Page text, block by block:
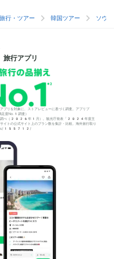
行・ツアー 韓国ツアー ソウ
旅行アプリ
リを対象に、ストアレビューに基づく調査。アプリブ
度No.1調査）
ブ調べ（2026年1月）。観光庁発表「2024年度主
トの公式サイト上のプラン数を集計・比較。海外旅行取り
155712/